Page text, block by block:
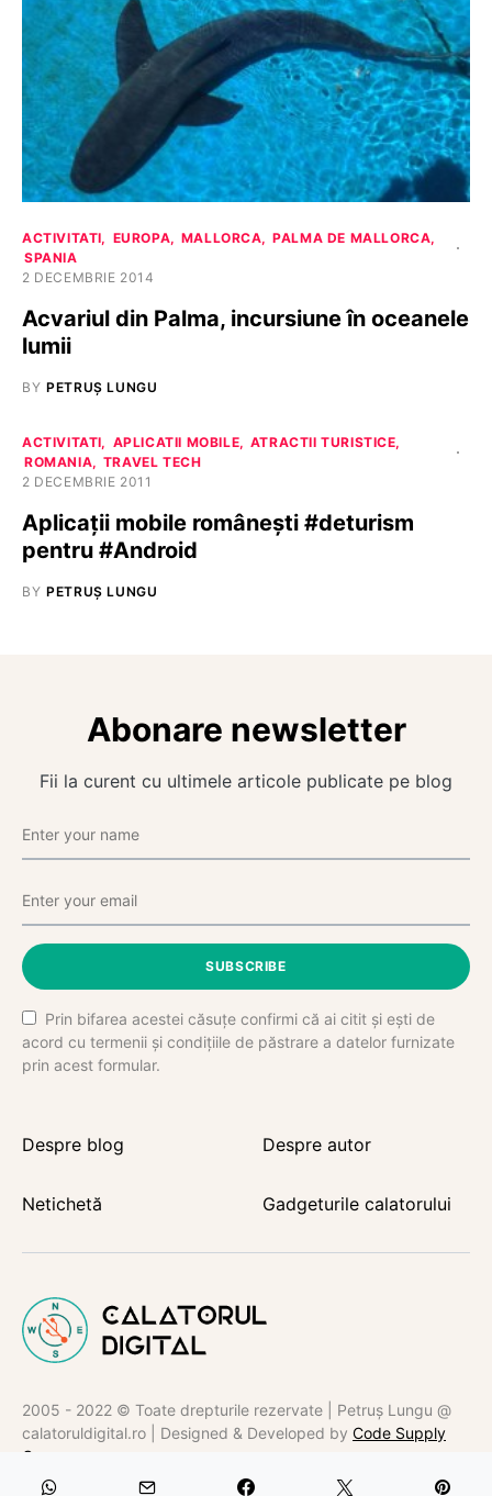
ACTIVITATI EUROPA MALLORCA
PALMA DE MALLORCA
SPANIA
2 DECEMBRIE 2014
Acvariul din Palma, incursiune în oceanele
lumii
BY PETRUȘ LUNGU
ACTIVITATI APLICATII MOBILE
ATRACTII TURISTICE
ROMANIA
TRAVEL TECH
2 DECEMBRIE 2011
Aplicații mobile românești #deturism
pentru #Android
BY PETRUȘ LUNGU
Abonare newsletter
Fii la curent cu ultimele articole publicate pe blog
SUBSCRIBE
Prin bifarea acestei căsuțe confirmi că ai citit și ești de
acord cu termenii și condițiile de păstrare a datelor furnizate
prin acest formular.
Despre blog Despre autor
Netichetă Gadgeturile calatorului
2005 - 2022 © Toate drepturile rezervate | Petruș Lungu @
calatoruldigital.ro | Designed & Developed by Code Supply
Co.